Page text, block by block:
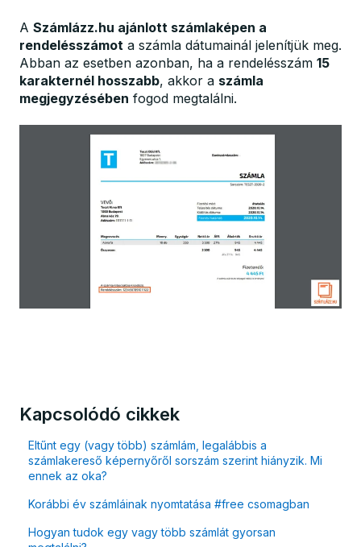
A Számlázz.hu ajánlott számlaképen a
rendelésszámot a számla dátumainál jelenítjük meg.
Abban az esetben azonban, ha a rendelésszám 15
karakternél hosszabb, akkor a számla
megjegyzésében fogod megtalálni.
Kapcsolódó cikkek
Eltűnt egy (vagy több) számlám, legalábbis a
számlakereső képernyőről sorszám szerint hiányzik. Mi
ennek az oka?
Korábbi év számláinak nyomtatása #free csomagban
Hogyan tudok egy vagy több számlát gyorsan